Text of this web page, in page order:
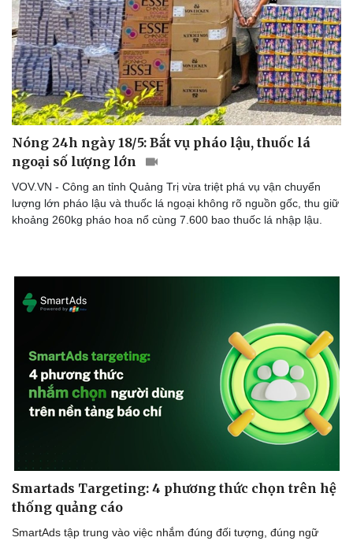
Doanh nghiệp
Thông tin doanh nghiệp
Doanh nghiệp 24h
Doanh nhân
Vì cộng đồng
Công nghệ
Sành điệu
Tin Công nghệ
Trải nghiệm
Chuyển đổi số
Nóng 24h ngày 18/5: Bắt vụ pháo lậu, thuốc lá
ngoại số lượng lớn
VOV.VN - Công an tỉnh Quảng Trị vừa triệt phá vụ vận chuyển
lượng lớn pháo lậu và thuốc lá ngoại không rõ nguồn gốc, thu giữ
khoảng 260kg pháo hoa nổ cùng 7.600 bao thuốc lá nhập lậu.
Smartads Targeting: 4 phương thức chọn trên hệ
thống quảng cáo
SmartAds tập trung vào việc nhắm đúng đối tượng, đúng ngữ